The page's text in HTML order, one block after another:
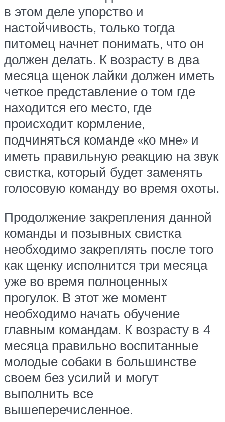
в этом деле упорство и
настойчивость, только тогда
питомец начнет понимать, что он
должен делать. К возрасту в два
месяца щенок лайки должен иметь
четкое представление о том где
находится его место, где
происходит кормление,
подчиняться команде «ко мне» и
иметь правильную реакцию на звук
свистка, который будет заменять
голосовую команду во время охоты.
Продолжение закрепления данной
команды и позывных свистка
необходимо закреплять после того
как щенку исполнится три месяца
уже во время полноценных
прогулок. В этот же момент
необходимо начать обучение
главным командам. К возрасту в 4
месяца правильно воспитанные
молодые собаки в большинстве
своем без усилий и могут
выполнить все
вышеперечисленное.